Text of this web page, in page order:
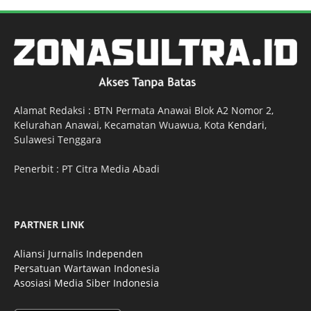
Alamat Redaksi : BTN Permata Anawai Blok A2 Nomor 2,
Kelurahan Anawai, Kecamatan Wuawua, Kota Kendari,
Sulawesi Tenggara
Penerbit : PT Citra Media Abadi
PARTNER LINK
Aliansi Jurnalis Independen
Persatuan Wartawan Indonesia
Asosiasi Media Siber Indonesia